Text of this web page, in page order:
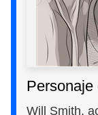
Will Smith,